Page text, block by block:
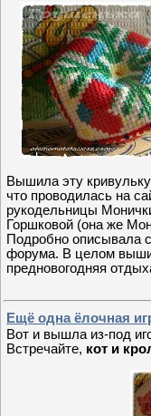
Вышила эту
что проводилась на
рукодельницы
Горшковой (она же
Подробно описывала
форума. В целом
предновогодняя
Ещё одна ёлочная
Вот и вышла из-под
Встречайте, кот и